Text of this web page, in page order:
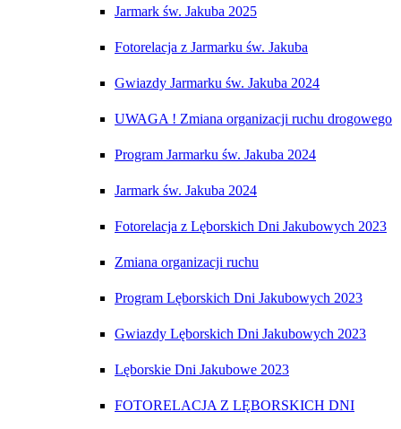
Jarmark św. Jakuba 2025
Fotorelacja z Jarmarku św. Jakuba
Gwiazdy Jarmarku św. Jakuba 2024
UWAGA ! Zmiana organizacji ruchu drogowego
Program Jarmarku św. Jakuba 2024
Jarmark św. Jakuba 2024
Fotorelacja z Lęborskich Dni Jakubowych 2023
Zmiana organizacji ruchu
Program Lęborskich Dni Jakubowych 2023
Gwiazdy Lęborskich Dni Jakubowych 2023
Lęborskie Dni Jakubowe 2023
FOTORELACJA Z LĘBORSKICH DNI